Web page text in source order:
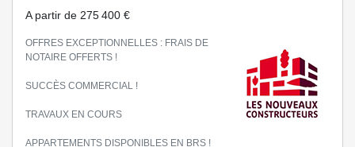
A partir de 275 400 €
OFFRES EXCEPTIONNELLES : FRAIS DE
NOTAIRE OFFERTS !
SUCCÈS COMMERCIAL !
TRAVAUX EN COURS
APPARTEMENTS DISPONIBLES EN BRS !